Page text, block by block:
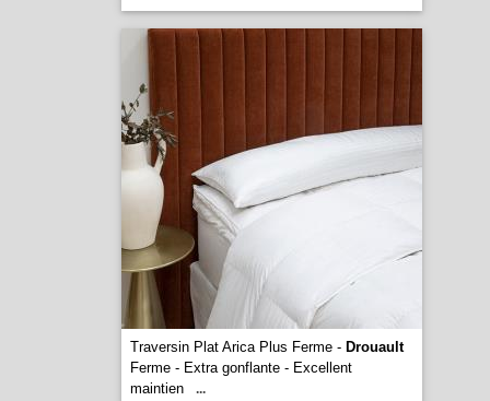
Traversin Plat Arica Plus Ferme - Drouault
Ferme - Extra gonflante - Excellent
maintien
...